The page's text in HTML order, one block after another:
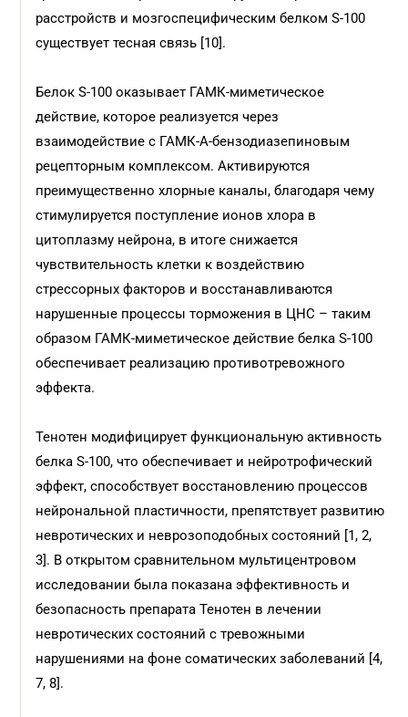
расстройств и мозгоспецифическим белком S-100
существует тесная связь [10].
Белок S-100 оказывает ГАМК-миметическое
действие, которое реализуется через
взаимодействие с ГАМК-А-бензодиазепиновым
рецепторным комплексом. Активируются
преимущественно хлорные каналы, благодаря чему
стимулируется поступление ионов хлора в
цитоплазму нейрона, в итоге снижается
чувствительность клетки к воздействию
стрессорных факторов и восстанавливаются
нарушенные процессы торможения в ЦНС – таким
образом ГАМК-миметическое действие белка S-100
обеспечивает реализацию противотревожного
эффекта.
Тенотен модифицирует функциональную активность
белка S-100, что обеспечивает и нейротрофический
эффект, способствует восстановлению процессов
нейрональной пластичности, препятствует развитию
невротических и неврозоподобных состояний [1, 2,
3]. В открытом сравнительном мультицентровом
исследовании была показана эффективность и
безопасность препарата Тенотен в лечении
невротических состояний с тревожными
нарушениями на фоне соматических заболеваний [4,
7, 8].